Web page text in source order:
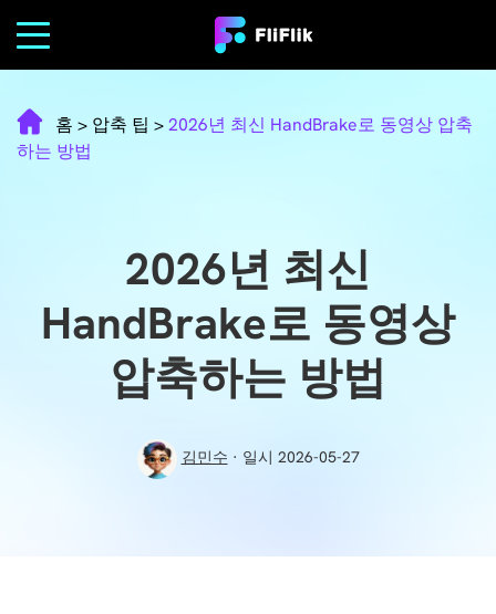
홈 > 압축 팁 >2026년 최신 HandBrake로 동영상 압축
하는 방법
2026년 최신
HandBrake로 동영상
압축하는 방법
김민수 · 일시 2026-05-27